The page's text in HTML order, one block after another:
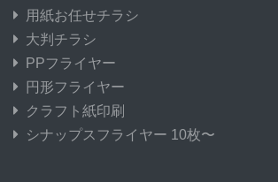
用紙お任せチラシ
大判チラシ
PPフライヤー
円形フライヤー
クラフト紙印刷
シナップスフライヤー 10枚〜